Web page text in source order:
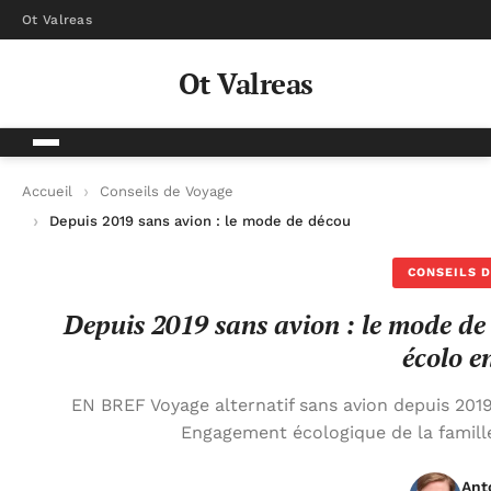
Ot Valreas
Ot Valreas
Accueil
Conseils de Voyage
Depuis 2019 sans avion : le mode de découverte du monde
CONSEILS
Depuis 2019 sans avion : le mode
écolo
EN BREF Voyage alternatif sans avion depuis
Engagement écologique de la